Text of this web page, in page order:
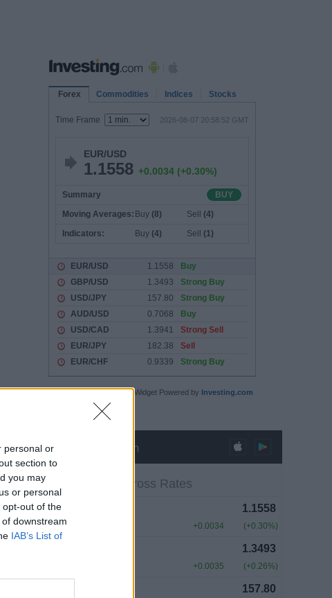
personal or
section to
you may
or personal
opt-out of the
downstream
IAB’s List of
Technical Summary Widget Powered by Investing.com